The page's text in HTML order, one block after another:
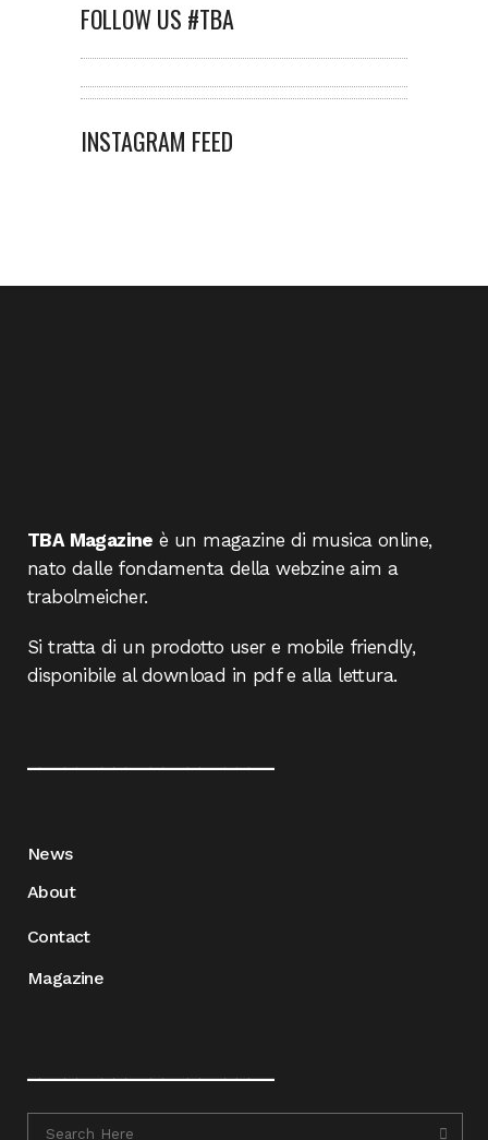
FOLLOW US #TBA
INSTAGRAM FEED
TBA Magazine è un magazine di musica online,
nato dalle fondamenta della webzine aim a
trabolmeicher.
Si tratta di un prodotto user e mobile friendly,
disponibile al download in pdf e alla lettura.
News
About
Contact
Magazine